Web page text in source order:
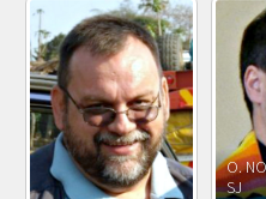
O. NOGAJ TOMASZ
SJ